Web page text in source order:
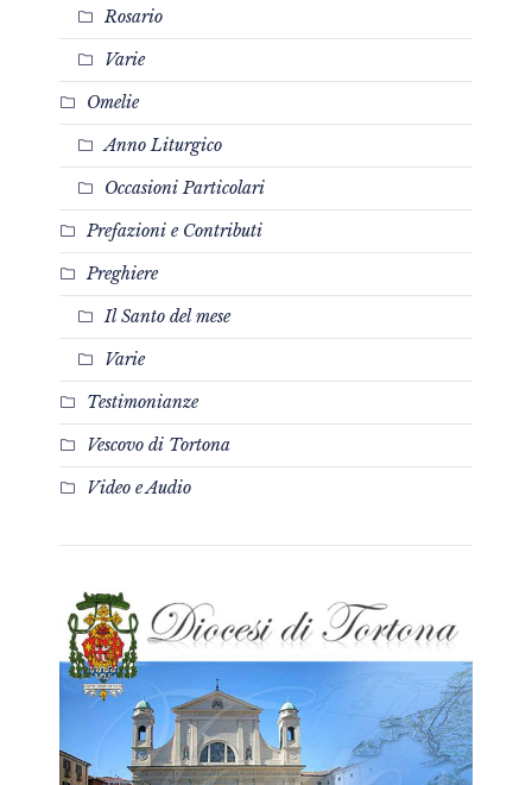
Rosario
Varie
Omelie
Anno Liturgico
Occasioni Particolari
Prefazioni e Contributi
Preghiere
Il Santo del mese
Varie
Testimonianze
Vescovo di Tortona
Video e Audio